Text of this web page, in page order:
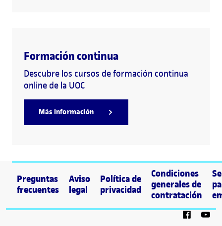
Formación continua
Descubre los cursos de formación continua
online de la UOC
Más información
Preguntas
frecuentes
Aviso
legal
Política de
privacidad
Condiciones
generales de
contratación